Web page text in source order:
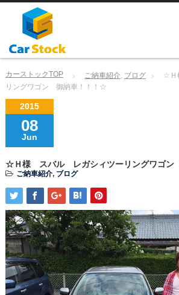
カーストックTOP ご納車紹介 ブログ
☆Ｈ
リングワゴン 御納車！！！☆
2015
08
Jun
☆Ｈ様 スバル レガシィツーリングワゴ
ご納車紹介, ブログ